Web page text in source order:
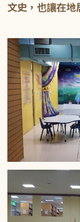
文史，也讓在地